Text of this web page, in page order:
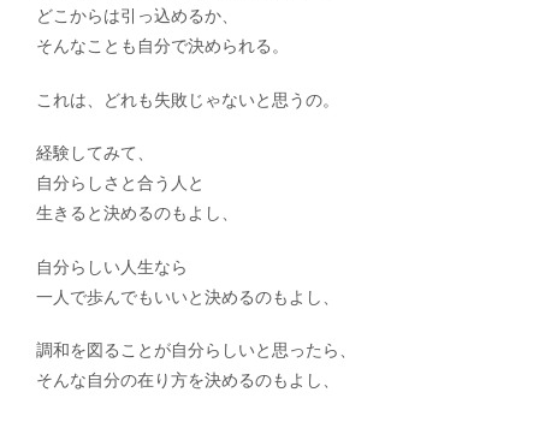
どこからは引っ込めるか、
そんなことも自分で決められる。
これは、どれも失敗じゃないと思うの。
経験してみて、
自分らしさと合う人と
生きると決めるのもよし、
自分らしい人生なら
一人で歩んでもいいと決めるのもよし、
調和を図ることが自分らしいと思ったら、
そんな自分の在り方を決めるのもよし、